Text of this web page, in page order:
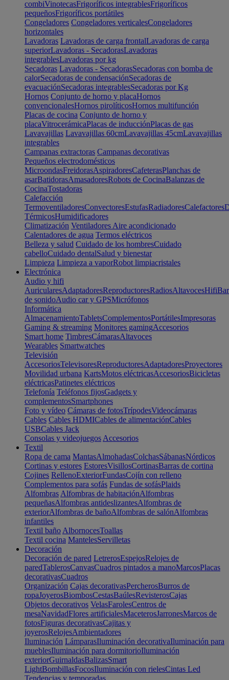
combiVinotecasFrigoríficos integrablesFrigoríficos
pequeñosFrigoríficos portátiles
Congeladores Congeladores verticalesCongeladores
horizontales
Lavadoras Lavadoras de carga frontalLavadoras de carga
superiorLavadoras - SecadorasLavadoras
integrablesLavadoras por kg
Secadoras Lavadoras - SecadorasSecadoras con bomba de
calorSecadoras de condensaciónSecadoras de
evacuaciónSecadoras integrablesSecadoras por Kg
Hornos Conjunto de horno y placaHornos
convencionalesHornos pirolíticosHornos multifunción
Placas de cocina Conjunto de horno y
placaVitrocerámicaPlacas de inducciónPlacas de gas
Lavavajillas Lavavajillas 60cmLavavajillas 45cmLavavajillas
integrables
Campanas extractoras Campanas decorativas
Pequeños electrodomésticos
MicroondasFreidorasAspiradoresCafeterasPlanchas de
asarBatidorasAmasadoresRobots de CocinaBalanzas de
CocinaTostadoras
Calefacción
TermoventiladoresConvectoresEstufasRadiadoresCalefactores
TérmicosHumidificadores
Climatización Ventiladores Aire acondicionado
Calentadores de agua Termos eléctricos
Belleza y salud Cuidado de los hombresCuidado
cabelloCuidado dentalSalud y bienestar
Limpieza Limpieza a vaporRobot limpiacristales
Electrónica
Audio y hifi
AuricularesAdaptadoresReproductoresRadiosAltavocesHifi
de sonidoAudio car y GPSMicrófonos
Informática
AlmacenamientoTabletsComplementosPortátilesImpresoras
Gaming & streaming Monitores gamingAccesorios
Smart home TimbresCámarasAltavoces
Wearables Smartwatches
Televisión
AccesoriosTelevisoresReproductoresAdaptadoresProyectores
Movilidad urbana KartsMotos eléctricasAccesoriosBicicletas
eléctricasPatinetes eléctricos
Telefonía Teléfonos fijosGadgets y
complementosSmartphones
Foto y vídeo Cámaras de fotosTrípodesVideocámaras
Cables Cables HDMICables de alimentaciónCables
USBCables Jack
Consolas y videojuegos Accesorios
Textil
Ropa de cama MantasAlmohadasColchasSábanasNórdicos
Cortinas y estores EstoresVisillosCortinasBarras de cortina
Cojines RellenoExteriorFundasCojín con relleno
Complementos para sofás Fundas de sofásPlaids
Alfombras Alfombras de habitaciónAlfombras
pequeñasAlfombras antideslizantesAlfombras de
exteriorAlfombras de bañoAlfombras de salónAlfombras
infantiles
Textil baño AlbornocesToallas
Textil cocina MantelesServilletas
Decoración
Decoración de pared LetrerosEspejosRelojes de
paredTablerosCanvasCuadros pintados a manoMarcosPlacas
decorativasCuadros
Organización Cajas decorativasPercherosBurros de
ropaJoyerosBiombosCestasBaúlesRevisterosCajas
Objetos decorativos VelasFarolesCentros de
mesaNavidadFlores artificialesMaceterosJarronesMarcos de
fotosFiguras decorativasCajitas y
joyerosRelojesAmbientadores
Iluminación LámparasIluminación decorativaIluminación para
mueblesIluminación para dormitorioIluminación
exteriorGuirnaldasBalizasSmart
LightBombillasFocosIluminación con rielesCintas Led
Tendencias y temporadas